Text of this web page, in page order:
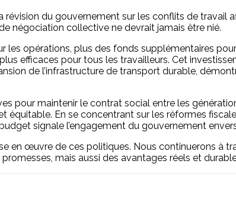
du gouvernement sur les conflits de travail
négociation collective ne devrait jamais être nié.
les opérations, plus des fonds supplémentaires
efficaces pour tous les travailleurs. Cet
de l’infrastructure de transport durable,
pour maintenir le contrat social entre les
équitable. En se concentrant sur les réformes
signale l’engagement du gouvernement
en œuvre de ces politiques. Nous continuerons à
mais aussi des avantages réels et